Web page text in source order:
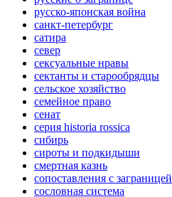
русско-японская война
санкт-петербург
сатира
север
сексуальные нравы
сектанты и старообрядцы
сельское хозяйство
семейное право
сенат
серия historia rossica
сибирь
сироты и подкидыши
смертная казнь
сопоставления с заграницей
сословная система